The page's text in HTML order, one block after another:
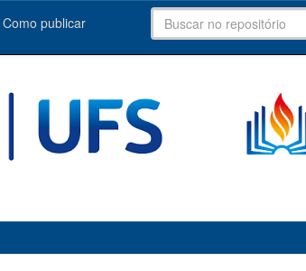
Como publicar